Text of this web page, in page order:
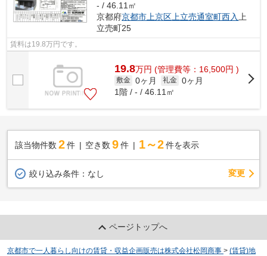
- / 46.11㎡
京都府京都市上京区上立売通室町西入上
立売町25
賃料は19.8万円です。
19.8万円 (管理費等：16,500円 )
敷金 0ヶ月 礼金 0ヶ月
1階 / - / 46.11㎡
該当物件数 2件 空き数 9 件 1～2 件を表示
絞り込み条件： なし 変更
ページトップへ
京都市で一人暮らし向けの賃貸・収益企画販売は株式会社松岡商事 > (賃貸)地